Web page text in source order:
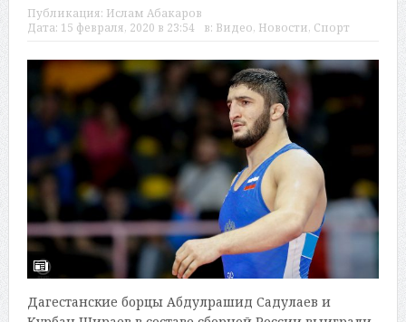
Публикация: Ислам Абакаров
Дата: 15 февраля, 2020 в 23:54 в: Видео, Новости, Спорт
Дагестанские борцы Абдулрашид Садулаев и